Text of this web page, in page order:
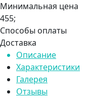
Минимальная цена
455;
Способы оплаты
Доставка
Описание
Характеристики
Галерея
Отзывы